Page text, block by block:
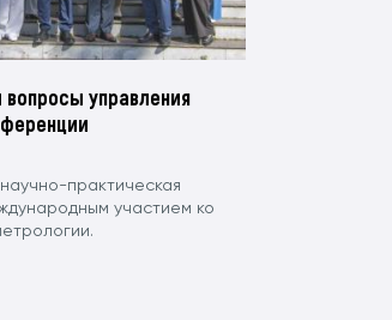
управления
практическая
участием ко